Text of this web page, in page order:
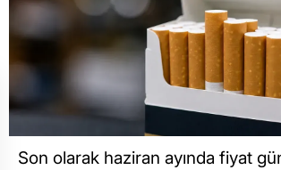
Son olarak haziran ayında fiyat